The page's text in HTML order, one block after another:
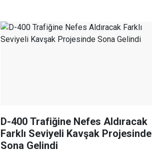
D-400 Trafiğine Nefes Aldıracak
Farklı Seviyeli Kavşak Projesinde
Sona Gelindi